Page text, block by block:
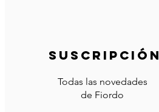
suscripción
Todas las novedades
de Fiordo